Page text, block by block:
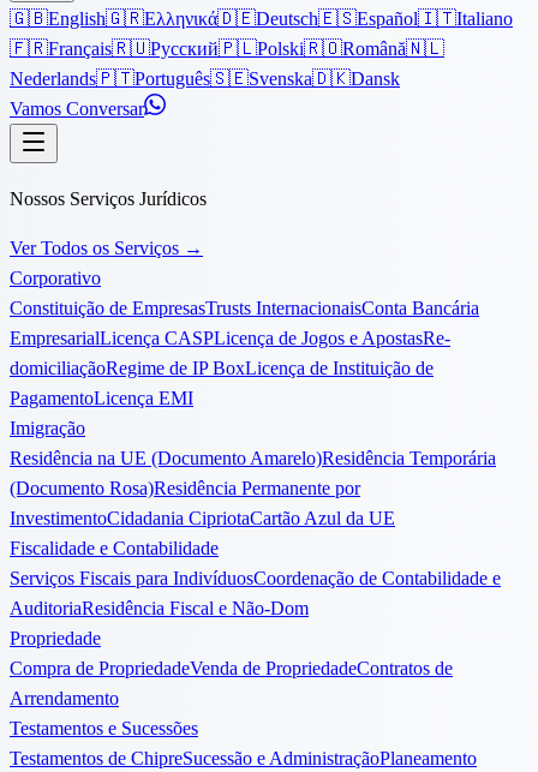
🇬🇧English🇬🇷Ελληνικά🇩🇪Deutsch🇪🇸Español🇮🇹Italiano
🇫🇷Français🇷🇺Русский🇵🇱Polski🇷🇴Română🇳🇱
Nederlands🇵🇹Português🇸🇪Svenska🇩🇰Dansk
Vamos Conversar
Nossos Serviços Jurídicos
Ver Todos os Serviços →
Corporativo
Constituição de EmpresasTrusts InternacionaisConta Bancária
EmpresarialLicença CASPLicença de Jogos e ApostasRe-
domiciliaçãoRegime de IP BoxLicença de Instituição de
PagamentoLicença EMI
Imigração
Residência na UE (Documento Amarelo)Residência Temporária
(Documento Rosa)Residência Permanente por
InvestimentoCidadania CipriotaCartão Azul da UE
Fiscalidade e Contabilidade
Serviços Fiscais para IndivíduosCoordenação de Contabilidade e
AuditoriaResidência Fiscal e Não-Dom
Propriedade
Compra de PropriedadeVenda de PropriedadeContratos de
Arrendamento
Testamentos e Sucessões
Testamentos de ChipreSucessão e AdministraçãoPlaneamento